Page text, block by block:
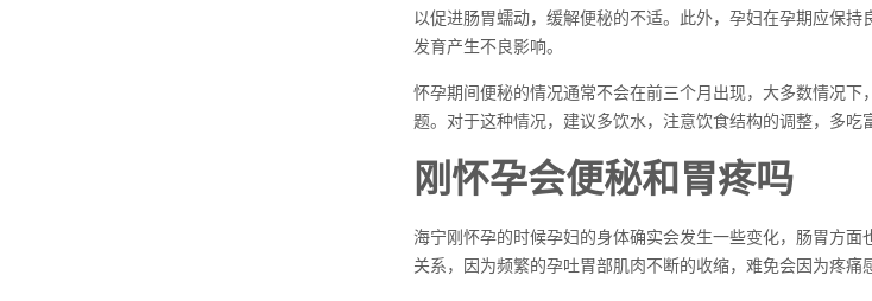
以促进肠胃蠕动，缓解便秘的不适。此外，孕妇在孕期应保
发育产生不良影响。
怀孕期间便秘的情况通常不会在前三个月出现，大多数情况
题。对于这种情况，建议多饮水，注意饮食结构的调整，多吃
刚怀孕会便秘和胃疼吗
海宁刚怀孕的时候孕妇的身体确实会发生一些变化，肠胃方
关系，因为频繁的孕吐胃部肌肉不断的收缩，难免会因为疼